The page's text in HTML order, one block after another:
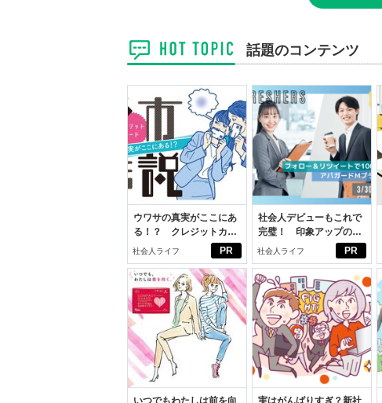
話題のコンテンツ
PR
ウワサの真実がここにあ
る！？ クレジットカー
ドの都市伝説
社会人ライフ PR
社会人デビューもこれで
完璧！ 印象アップのセ
ルフプロデュース術
社会人ライフ
いつでもわたしは前を向 実はがんばりすぎ？新社